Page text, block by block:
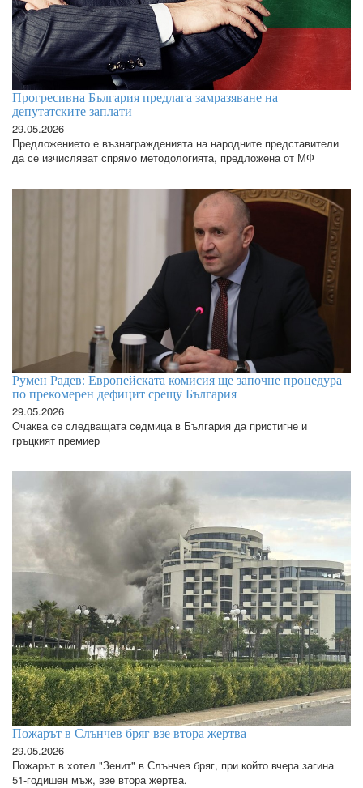
Прогресивна България предлага замразяване на
депутатските заплати
29.05.2026
Предложението е възнагражденията на народните представители
да се изчисляват спрямо методологията, предложена от МФ
Румен Радев: Европейската комисия ще започне процедура
по прекомерен дефицит срещу България
29.05.2026
Очаква се следващата седмица в България да пристигне и
гръцкият премиер
Пожарът в Слънчев бряг взе втора жертва
29.05.2026
Пожарът в хотел "Зенит" в Слънчев бряг, при който вчера загина
51-годишен мъж, взе втора жертва.